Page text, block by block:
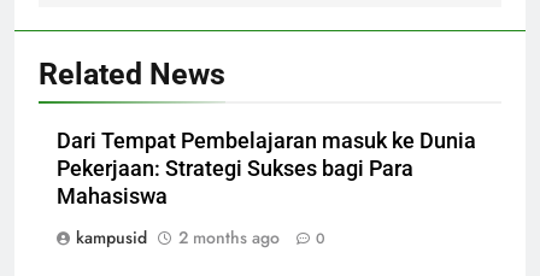
Related News
Dari Tempat Pembelajaran masuk ke Dunia
Pekerjaan: Strategi Sukses bagi Para
Mahasiswa
kampusid
2 months ago 0